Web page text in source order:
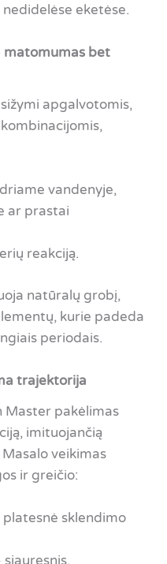
eketėse.
matomumas bet
apgalvotomis,
vandenyje,
ar prastai
reakciją.
natūralų grobį,
kurie padeda
periodais.
trajektorija
Master pakėlimas
imituojančią
veikimas
ir greičio:
sklendimo
siauresnis,